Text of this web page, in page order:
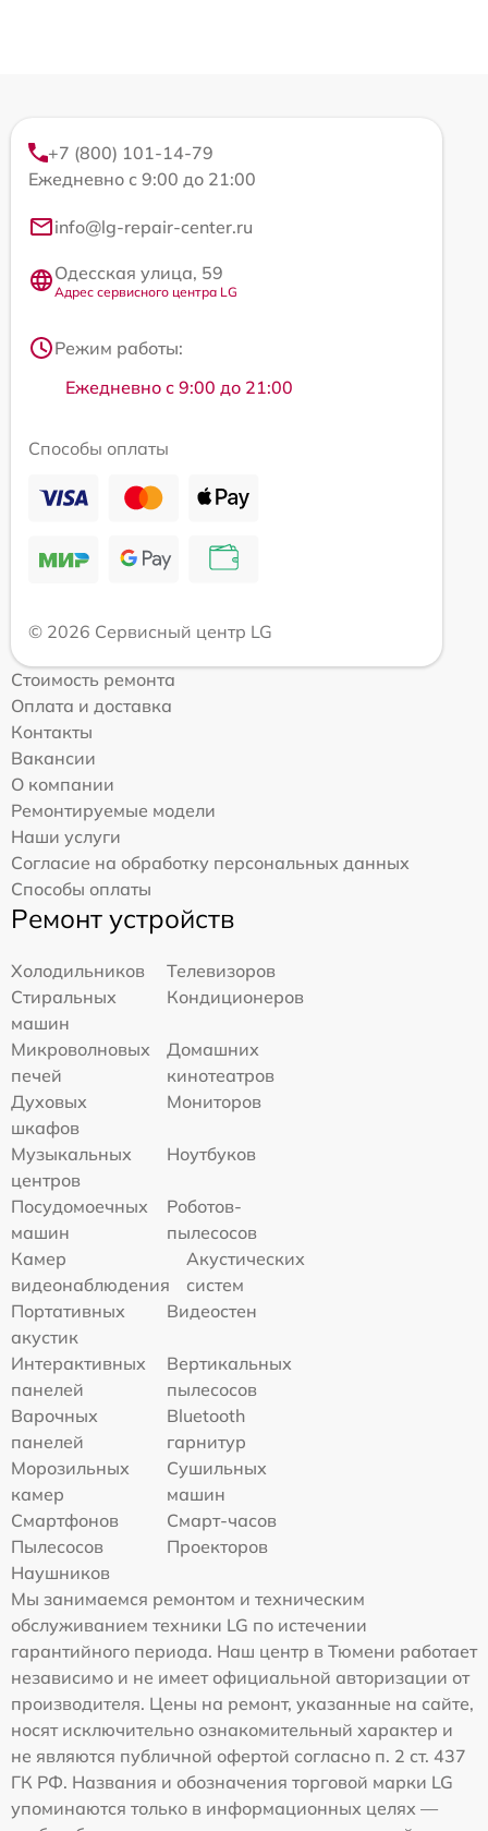
+7 (800) 101-14-79
Ежедневно с 9:00 до 21:00
info@lg-repair-center.ru
Одесская улица, 59
Адрес сервисного центра LG
Режим работы:
Ежедневно с 9:00 до 21:00
Способы оплаты
© 2026 Сервисный центр LG
Стоимость ремонта
Оплата и доставка
Контакты
Вакансии
О компании
Ремонтируемые модели
Наши услуги
Согласие на обработку персональных данных
Способы оплаты
Ремонт устройств
Холодильников
Телевизоров
Стиральных
машин
Кондиционеров
Микроволновых
печей
Домашних
кинотеатров
Духовых
шкафов
Мониторов
Музыкальных
центров
Ноутбуков
Посудомоечных
машин
Роботов-
пылесосов
Камер
видеонаблюдения
Акустических
систем
Портативных
акустик
Видеостен
Интерактивных
панелей
Вертикальных
пылесосов
Варочных
панелей
Bluetooth
гарнитур
Морозильных
камер
Сушильных
машин
Смартфонов
Смарт-часов
Пылесосов
Проекторов
Наушников
Мы занимаемся ремонтом и техническим
обслуживанием техники LG по истечении
гарантийного периода. Наш центр в Тюмени работает
независимо и не имеет официальной авторизации от
производителя. Цены на ремонт, указанные на сайте,
носят исключительно ознакомительный характер и
не являются публичной офертой согласно п. 2 ст. 437
ГК РФ. Названия и обозначения торговой марки LG
упоминаются только в информационных целях —